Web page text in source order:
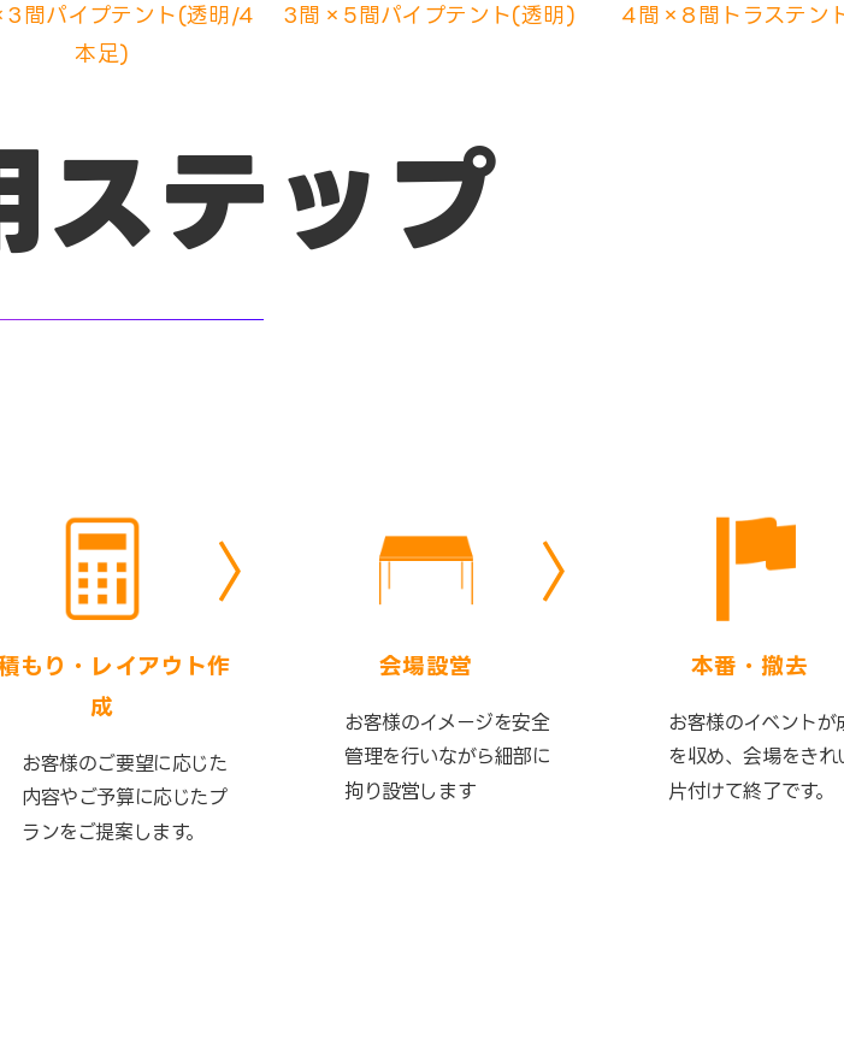
間パイプテント(透明/4
本足)
3間×5間パイプテント(透明) 4間×8間トラステン
ステップ
もり・レイアウト作
成
お客様のご要望に応じた
内容やご予算に応じたプ
ランをご提案します。
会場設営
お客様のイメージを安全
管理を行いながら細部に
拘り設営します
本番・撤去
お客様のイベントが
を収め、会場をきれ
片付けて終了です。